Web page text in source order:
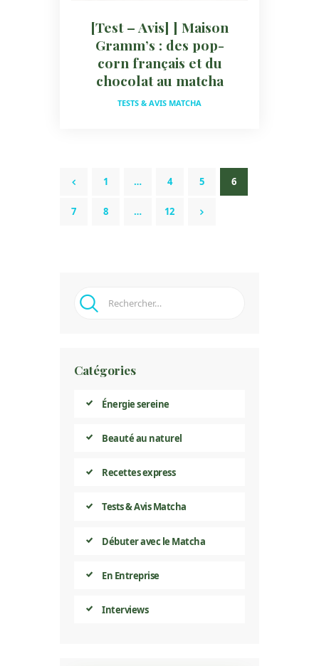
[Test – Avis] ] Maison
Gramm’s : des pop-
corn français et du
chocolat au matcha
TESTS & AVIS MATCHA
Pagination Des
Publications
<
PAGE
1 … PAGE
4 PAGE
5 PAGE
6
PAGE
7 PAGE
8 … PAGE
12
Rechercher :
Catégories
Énergie sereine
Beauté au naturel
Recettes express
Tests & Avis Matcha
Débuter avec le Matcha
En Entreprise
Interviews